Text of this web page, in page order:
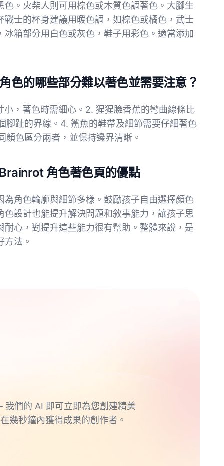
。火柴人則可用棕色或木質色調著色。大腳生
士的杯身建議用暖色調，如棕色或橘色，武士
箱部分用白色或灰色，鞋子用彩色。適當添加
色的哪些部分難以著色並需要注意？
，著色時需細心。2. 猩猩臉香蕉的彎曲線條比
腳趾的界線。4. 鯊魚的鞋帶及細節需要仔細著色
色區分兩者，並保持邊界清晰。
角色著色頁的優點
角色輪廓與細節多樣。鼓勵孩子自由選擇顏色
設計也能提升解決問題和敘事能力，讓孩子思
心，對提升這些能力很有幫助。整體來說，是
方法。
們的 AI 即可立即為您創建精美
幾秒鐘內獲得成果的創作者。